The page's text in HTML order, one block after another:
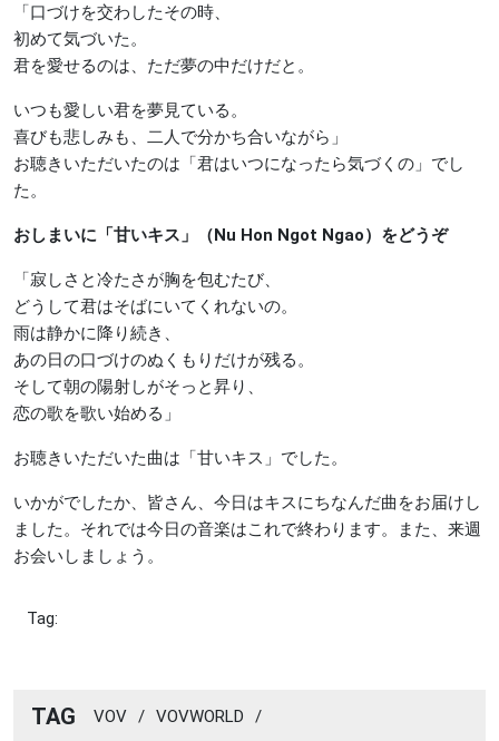
「口づけを交わしたその時、
初めて気づいた。
君を愛せるのは、ただ夢の中だけだと。
いつも愛しい君を夢見ている。
喜びも悲しみも、二人で分かち合いながら」
お聴きいただいたのは「君はいつになったら気づくの」でし
た。
おしまいに「甘いキス」（Nu Hon Ngot Ngao）をどうぞ
「寂しさと冷たさが胸を包むたび、
どうして君はそばにいてくれないの。
雨は静かに降り続き、
あの日の口づけのぬくもりだけが残る。
そして朝の陽射しがそっと昇り、
恋の歌を歌い始める」
お聴きいただいた曲は「甘いキス」でした。
いかがでしたか、皆さん、今日はキスにちなんだ曲をお届けし
ました。それでは今日の音楽はこれで終わります。また、来週
お会いしましょう。
Tag:
TAG VOV / VOVWORLD /